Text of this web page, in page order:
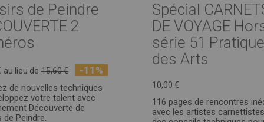
de Peindre
2
au lieu de 15,60 € -11%
de nouvelles techniques
votre talent avec
Découverte de
de Peindre.
Spécial
DE VOYAGE
série 51 Pratique
des Arts
10,00 €
116 pages de rencontres
avec les artistes